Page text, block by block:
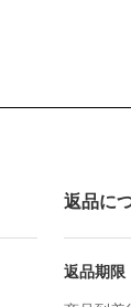
返品に
返品期限